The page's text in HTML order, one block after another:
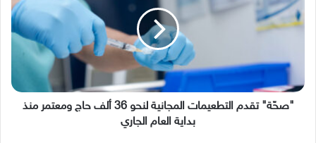
لنحو
36
ومعتمر
منذ
بداية
"صحّة" تقدم التطعيمات المجانية لنحو 36 ألف حاج ومعتمر منذ
بداية العام الجاري